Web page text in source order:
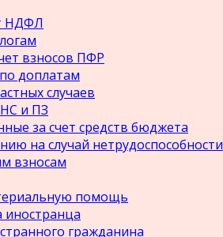
НДФЛ
взносов ПФР
доплатам
случаев
и ПЗ
за счет средств бюджета
на случай нетрудоспособности
взносам
помощь
иностранца
гражданина